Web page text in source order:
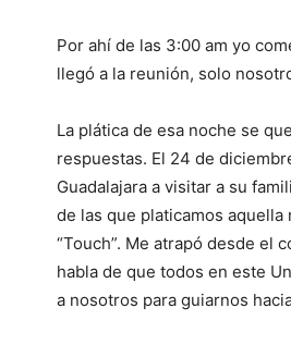
Por ahí de las 3:00 am yo
llegó a la reunión, solo
La plática de esa noche se
respuestas. El 24 de
Guadalajara a visitar a su
de las que platicamos
“Touch”. Me atrapó desde el
habla de que todos en este
a nosotros para guiarnos